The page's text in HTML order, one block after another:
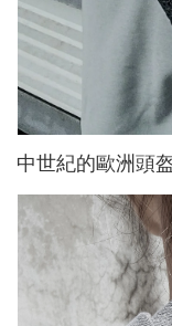
中世紀的歐洲頭